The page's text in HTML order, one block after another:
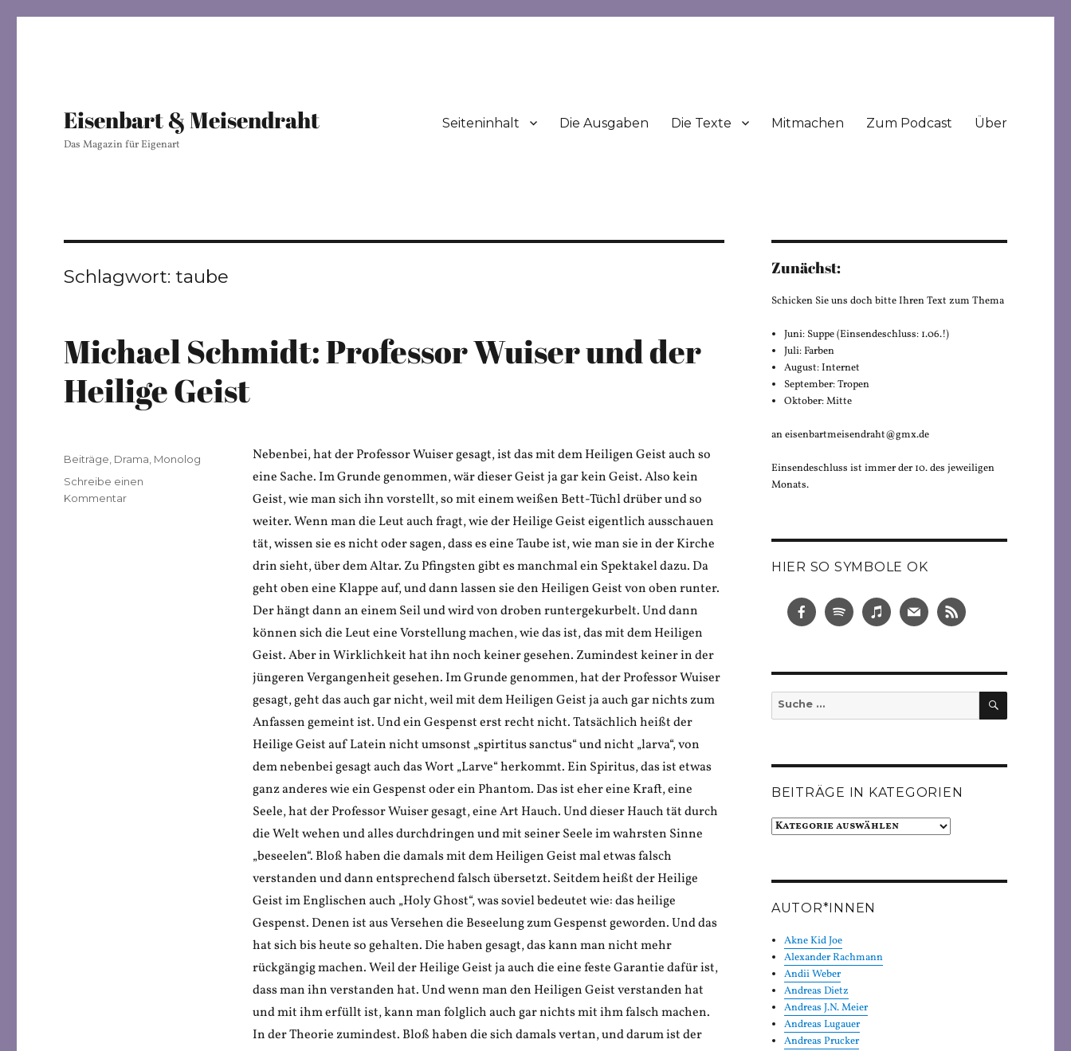
Eisenbart & Meisendraht
Das Magazin für Eigenart
Seiteninhalt Die Ausgaben Die Texte Mitmachen Zum Podcast Über
Schlagwort:taube
Michael Schmidt: Professor Wuiser und der
Heilige Geist
Nebenbei, hat der Professor Wuiser gesagt, ist das mit dem Heiligen Geist auch so
eine Sache. Im Grunde genommen, wär dieser Geist ja gar kein Geist. Also kein
Geist, wie man sich ihn vorstellt, so mit einem weißen Bett-Tüchl drüber und so
weiter. Wenn man die Leut auch fragt, wie der Heilige Geist eigentlich ausschauen
tät, wissen sie es nicht oder sagen, dass es eine Taube ist, wie man sie in der Kirche
drin sieht, über dem Altar. Zu Pfingsten gibt es manchmal ein Spektakel dazu. Da
geht oben eine Klappe auf, und dann lassen sie den Heiligen Geist von oben runter.
Der hängt dann an einem Seil und wird von droben runtergekurbelt. Und dann
können sich die Leut eine Vorstellung machen, wie das ist, das mit dem Heiligen
Geist. Aber in Wirklichkeit hat ihn noch keiner gesehen. Zumindest keiner in der
jüngeren Vergangenheit gesehen. Im Grunde genommen, hat der Professor Wuiser
gesagt, geht das auch gar nicht, weil mit dem Heiligen Geist ja auch gar nichts zum
Anfassen gemeint ist. Und ein Gespenst erst recht nicht. Tatsächlich heißt der
Heilige Geist auf Latein nicht umsonst „spirtitus sanctus“ und nicht „larva“, von
dem nebenbei gesagt auch das Wort „Larve“ herkommt. Ein Spiritus, das ist etwas
ganz anderes wie ein Gespenst oder ein Phantom. Das ist eher eine Kraft, eine
Seele, hat der Professor Wuiser gesagt, eine Art Hauch. Und dieser Hauch tät durch
die Welt wehen und alles durchdringen und mit seiner Seele im wahrsten Sinne
„beseelen“. Bloß haben die damals mit dem Heiligen Geist mal etwas falsch
verstanden und dann entsprechend falsch übersetzt. Seitdem heißt der Heilige
Geist im Englischen auch „Holy Ghost“, was soviel bedeutet wie: das heilige
Gespenst. Denen ist aus Versehen die Beseelung zum Gespenst geworden. Und das
hat sich bis heute so gehalten. Die haben gesagt, das kann man nicht mehr
rückgängig machen. Weil der Heilige Geist ja auch die eine feste Garantie dafür ist,
dass man ihn verstanden hat. Und wenn man den Heiligen Geist verstanden hat
und mit ihm erfüllt ist, kann man folglich auch gar nichts mit ihm falsch machen.
In der Theorie zumindest. Bloß haben die sich damals vertan, und darum ist der
Veröffentlicht
am
Kategorien
Beiträge Drama Monolog
Schreibe einen
Kommentarzu
Zunächst:
Schicken Sie uns doch bitte Ihren Text zum Thema
Juni: Suppe (Einsendeschluss: 1.06.!)
Juli: Farben
August: Internet
September: Tropen
Oktober: Mitte
an eisenbartmeisendraht@gmx.de
Einsendeschluss ist immer der 10. des jeweiligen
Monats.
HIER SO SYMBOLE OK
Suche
nach:
SUCHEN
BEITRÄGE IN KATEGORIEN
Beiträge
AUTOR*INNEN
Akne Kid Joe
Alexander Rachmann
Andii Weber
Andreas Dietz
Andreas J.N. Meier
Andreas Lugauer
Andreas Prucker